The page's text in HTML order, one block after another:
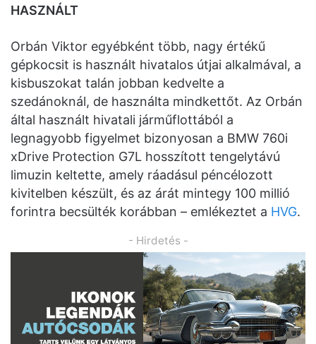
HASZNÁLT
Orbán Viktor egyébként több, nagy értékű
gépkocsit is használt hivatalos útjai alkalmával, a
kisbuszokat talán jobban kedvelte a
szedánoknál, de használta mindkettőt. Az Orbán
által használt hivatali járműflottából a
legnagyobb figyelmet bizonyosan a BMW 760i
xDrive Protection G7L hosszított tengelytávú
limuzin keltette, amely ráadásul péncélozott
kivitelben készült, és az árát mintegy 100 millió
forintra becsülték korábban – emlékeztet a HVG.
- Hirdetés -